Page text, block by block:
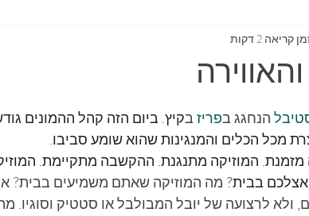
בכי קריאה 2 דקות
הנחגג בפריז בקיץ. ביום הזה קהל ההמונים
מכל הכלים והמנגינות שהוא שומע סביבו.
המוזיקה מתנגנת. ההקשבה מתקיימת.
בבית? מה המוזיקה שאתם משמיעים בבית?
ולא לרצועה של יובל המבולבל או סטטיק וסוגיו.